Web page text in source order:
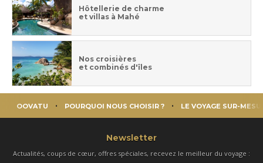
Hôtellerie de charme
et villas à Mahé
Nos croisières
et combinés d'îles
OOVATU POURQUOI NOUS CHOISIR ? LE VOYAGE SUR-
Newsletter
Actualités, coups de cœur, offres spéciales, recevez le meilleur du voyage :